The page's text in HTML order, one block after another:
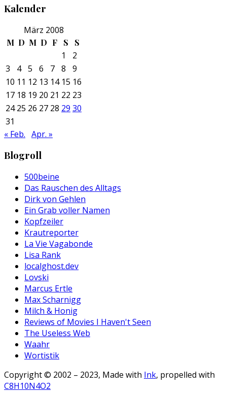
Kalender
März 2008
M D M D F S S
1
2
3
4 5 6 7 8
9
10 11 12 13 14 15 16
17 18 19 20 21 22 23
24 25 26 27 28 29 30
31
« Feb. Apr. »
Blogroll
500beine
Das Rauschen des Alltags
Dirk von Gehlen
Ein Grab voller Namen
Kopfzeiler
Krautreporter
La Vie Vagabonde
Lisa Rank
localghost.dev
Lovski
Marcus Ertle
Max Scharnigg
Milch & Honig
Reviews of Movies I Haven't Seen
The Useless Web
Waahr
Wortistik
Copyright © 2002 – 2023, Made with Ink, propelled with
C8H10N4O2